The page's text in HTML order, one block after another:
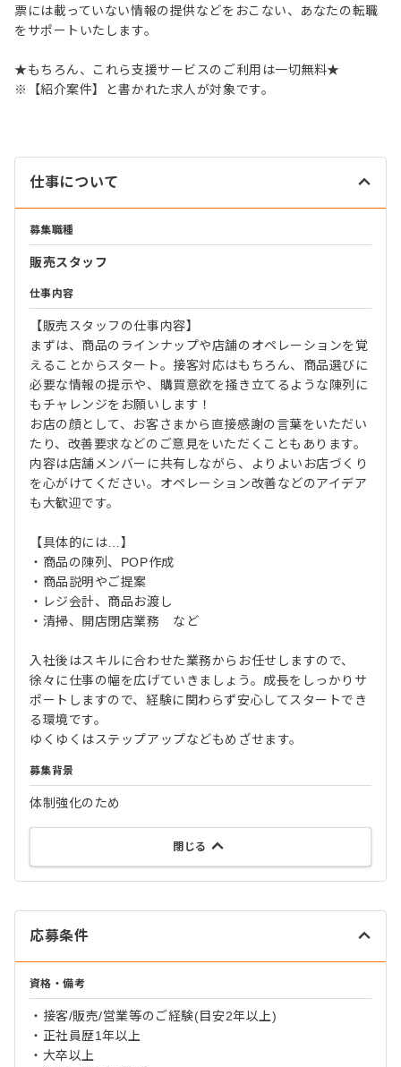
票には載っていない情報の提供などをおこない、あなたの転職
をサポートいたします。
★もちろん、これら支援サービスのご利用は一切無料★
※【紹介案件】と書かれた求人が対象です。
仕事について
募集職種
販売スタッフ
仕事内容
【販売スタッフの仕事内容】
まずは、商品のラインナップや店舗のオペレーションを覚
えることからスタート。接客対応はもちろん、商品選びに
必要な情報の提示や、購買意欲を掻き立てるような陳列に
もチャレンジをお願いします！
お店の顔として、お客さまから直接感謝の言葉をいただい
たり、改善要求などのご意見をいただくこともあります。
内容は店舗メンバーに共有しながら、よりよいお店づくり
を心がけてください。オペレーション改善などのアイデア
も大歓迎です。
【具体的には…】
・商品の陳列、POP作成
・商品説明やご提案
・レジ会計、商品お渡し
・清掃、開店閉店業務 など
入社後はスキルに合わせた業務からお任せしますので、
徐々に仕事の幅を広げていきましょう。成長をしっかりサ
ポートしますので、経験に関わらず安心してスタートでき
る環境です。
ゆくゆくはステップアップなどもめざせます。
募集背景
体制強化のため
閉じる
応募条件
資格・備考
・接客/販売/営業等のご経験(目安2年以上)
・正社員歴1年以上
・大卒以上